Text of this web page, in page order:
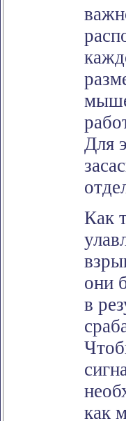
Для
Как
они
в
как